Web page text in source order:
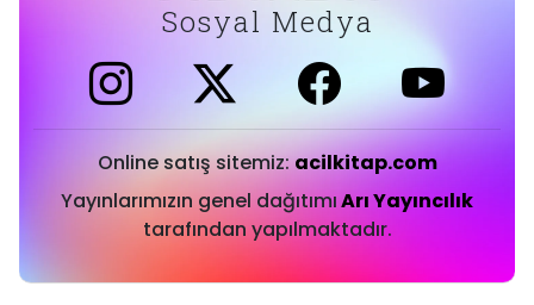
Sosyal Medya
Online satış sitemiz:acilkitap.com
Yayınlarımızın genel dağıtımıArı Yayıncılık
tarafından yapılmaktadır.